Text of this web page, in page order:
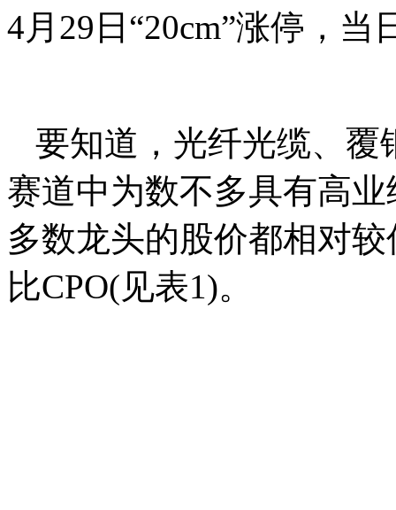
4月29日“20cm”涨停，
要知道，光纤光缆、
赛道中为数不多具有高
多数龙头的股价都相对
比CPO(见表1)。